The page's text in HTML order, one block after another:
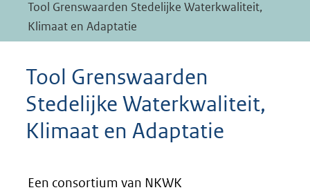
Tool Grenswaarden Stedelijke Waterkwaliteit,
Klimaat en Adaptatie
Tool Grenswaarden
Stedelijke Waterkwaliteit,
Klimaat en Adaptatie
Een consortium van NKWK